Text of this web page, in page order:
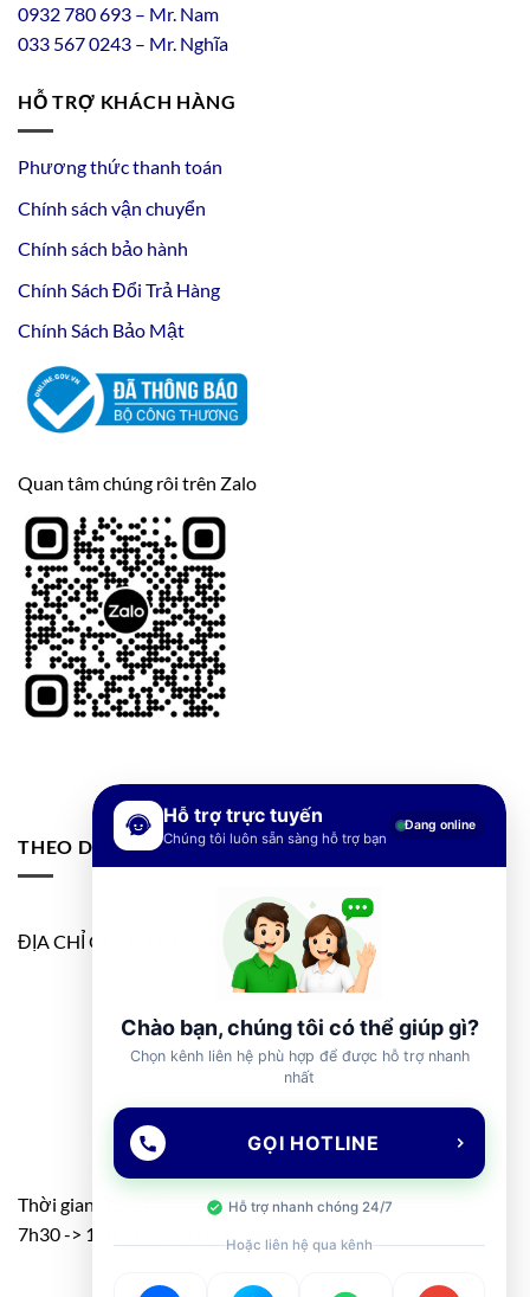
0932780693 – Mr. Nam
033 567 0243 – Mr. Nghĩa
HỖ TRỢ KHÁCH HÀNG
Phương thức thanh toán
Chính sách vận chuyển
Chính sách bảo hành
Chính Sách Đổi Trả Hàng
Chính Sách Bảo Mật
Quan tâm chúng rôi trên Zalo
THEO DÕI FANPAGE
ĐỊA CHỈ GOOGLE MAP
Thời gian: T2 – T7
7h30 -> 11h30 – 13h00 -> 17h00
Hỗ trợ trực tuyến
Chúng tôi luôn sẵn sàng hỗ trợ bạn
Đang online
Chào bạn, chúng tôi có thể giúp gì?
Chọn kênh liên hệ phù hợp để được hỗ trợ nhanh
nhất
GỌI HOTLINE
Hỗ trợ nhanh chóng 24/7
Hoặc liên hệ qua kênh